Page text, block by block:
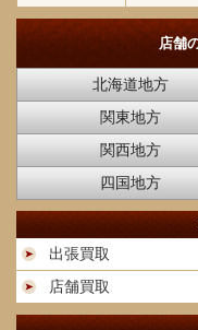
店舗
北海道地方
関東地方
関西地方
四国地方
出張買取
店舗買取